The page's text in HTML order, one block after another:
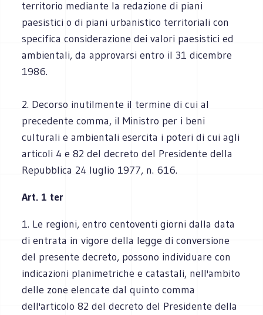
territorio mediante la redazione di piani
paesistici o di piani urbanistico territoriali con
specifica considerazione dei valori paesistici ed
ambientali, da approvarsi entro il 31 dicembre
1986.
2. Decorso inutilmente il termine di cui al
precedente comma, il Ministro per i beni
culturali e ambientali esercita i poteri di cui agli
articoli 4 e 82 del decreto del Presidente della
Repubblica 24 luglio 1977, n. 616.
Art. 1 ter
1. Le regioni, entro centoventi giorni dalla data
di entrata in vigore della legge di conversione
del presente decreto, possono individuare con
indicazioni planimetriche e catastali, nell'ambito
delle zone elencate dal quinto comma
dell'articolo 82 del decreto del Presidente della